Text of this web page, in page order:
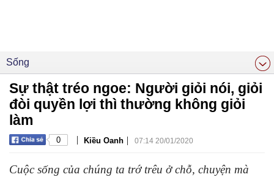
Sống
Sự thật tréo ngoe: Người giỏi nói, giỏi
đòi quyền lợi thì thường không giỏi
làm
0 | Kiều Oanh | 07:14 20/01/2020
Cuộc sống của chúng ta trớ trêu ở chỗ, chuyện mà